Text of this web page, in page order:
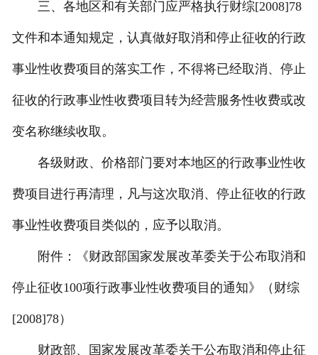
三、各地区和有关部门应严格执行财综[2008]78
文件和本通知规定，认真做好取消和停止征收的行政
事业性收费项目的落实工作，不得将已经取消、停止
征收的行政事业性收费项目转为经营服务性收费或改
变名称继续收取。
各级财政、价格部门要对本地区的行政事业性收
费项目进行再清理，凡与这次取消、停止征收的行政
事业性收费项目类似的，应予以取消。
附件：《财政部国家发展改革委关于公布取消和
停止征收100项行政事业性收费项目的通知》（财综
[2008]78）
财政部、国家发展改革委关于公布取消和停止征